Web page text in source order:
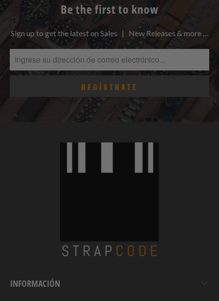
Be the first to know
Sign up to get the latest on Sales | New Releases & more …
INFORMACIÓN